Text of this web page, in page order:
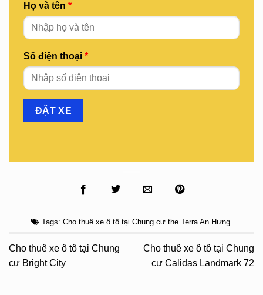
Họ và tên *
Số điện thoại *
Tags: Cho thuê xe ô tô tại Chung cư the Terra An Hưng.
Cho thuê xe ô tô tại Chung
cư Bright City
Cho thuê xe ô tô tại Chung
cư Calidas Landmark 72